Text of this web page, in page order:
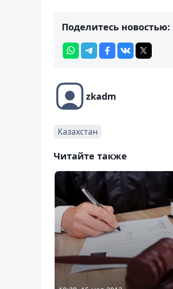
Поделитесь новостью:
zkadm
Казахстан
Читайте также